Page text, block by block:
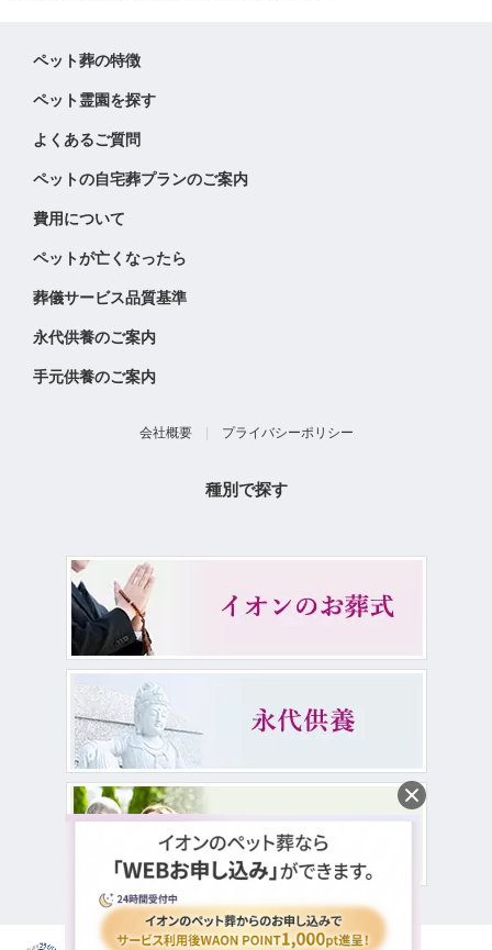
ペット葬の特徴
ペット霊園を探す
よくあるご質問
ペットの自宅葬プランのご案内
費用について
ペットが亡くなったら
葬儀サービス品質基準
永代供養のご案内
手元供養のご案内
会社概要| プライバシーポリシー
種別で探す